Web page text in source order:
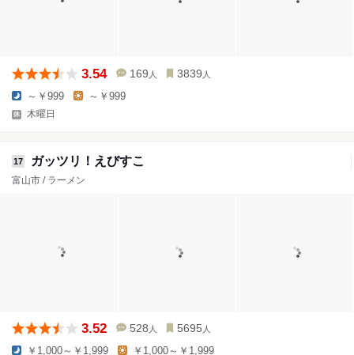
3.54 169 人 3839 人
～￥999 ～￥999
木曜日
17 ガッツリ！えびすこ
富山市 / ラーメン
3.52 528 人 5695 人
￥1,000～￥1,999 ￥1,000～￥1,999